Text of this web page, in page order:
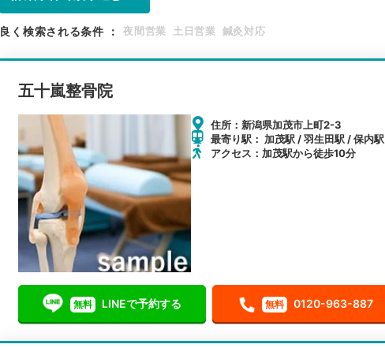
良く検索される条件 ： 夜間営業 土日営業 鍼灸対応
五十嵐整骨院
住所：新潟県加茂市上町2-3
最寄り駅： 加茂駅 / 羽生田駅 / 保内駅
アクセス：加茂駅から徒歩10分
無料 LINEで予約する 無料 0120-963-887